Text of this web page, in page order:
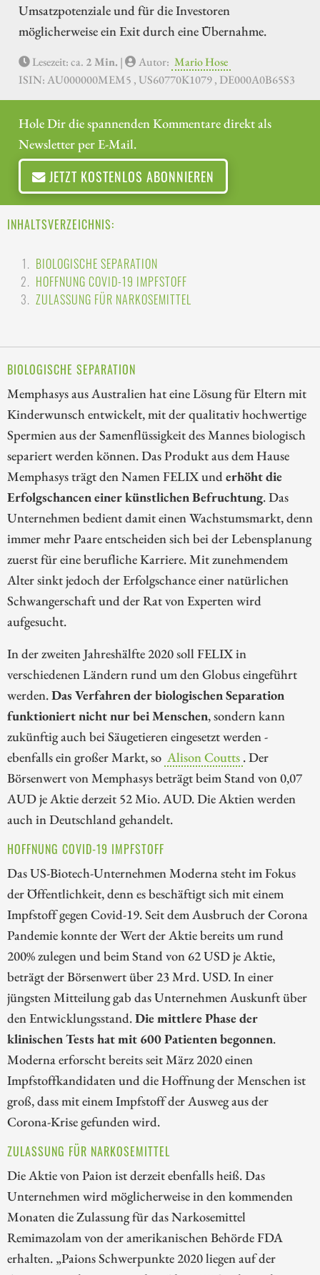
Umsatzpotenziale und für die Investoren
möglicherweise ein Exit durch eine Übernahme.
Lesezeit: ca. 2 Min. | Autor: Mario Hose
ISIN: AU000000MEM5 , US60770K1079 , DE000A0B65S3
Hole Dir die spannenden Kommentare direkt als
Newsletter per E-Mail.
JETZT KOSTENLOS ABONNIEREN
INHALTSVERZEICHNIS:
BIOLOGISCHE SEPARATION
HOFFNUNG COVID-19 IMPFSTOFF
ZULASSUNG FÜR NARKOSEMITTEL
BIOLOGISCHE SEPARATION
Memphasys aus Australien hat eine Lösung für Eltern mit
Kinderwunsch entwickelt, mit der qualitativ hochwertige
Spermien aus der Samenflüssigkeit des Mannes biologisch
separiert werden können. Das Produkt aus dem Hause
Memphasys trägt den Namen FELIX underhöht die
Erfolgschancen einer künstlichen Befruchtung. Das
Unternehmen bedient damit einen Wachstumsmarkt, denn
immer mehr Paare entscheiden sich bei der Lebensplanung
zuerst für eine berufliche Karriere. Mit zunehmendem
Alter sinkt jedoch der Erfolgschance einer natürlichen
Schwangerschaft und der Rat von Experten wird
aufgesucht.
In der zweiten Jahreshälfte 2020 soll FELIX in
verschiedenen Ländern rund um den Globus eingeführt
werden.Das Verfahren der biologischen Separation
funktioniert nicht nur bei Menschen, sondern kann
zukünftig auch bei Säugetieren eingesetzt werden -
ebenfalls ein großer Markt, so Alison Coutts . Der
Börsenwert von Memphasys beträgt beim Stand von 0,07
AUD je Aktie derzeit 52 Mio. AUD. Die Aktien werden
auch in Deutschland gehandelt.
HOFFNUNG COVID-19 IMPFSTOFF
Das US-Biotech-Unternehmen Moderna steht im Fokus
der Öffentlichkeit, denn es beschäftigt sich mit einem
Impfstoff gegen Covid-19. Seit dem Ausbruch der Corona
Pandemie konnte der Wert der Aktie bereits um rund
200% zulegen und beim Stand von 62 USD je Aktie,
beträgt der Börsenwert über 23 Mrd. USD. In einer
jüngsten Mitteilung gab das Unternehmen Auskunft über
den Entwicklungsstand.Die mittlere Phase der
klinischen Tests hat mit 600 Patienten begonnen.
Moderna erforscht bereits seit März 2020 einen
Impfstoffkandidaten und die Hoffnung der Menschen ist
groß, dass mit einem Impfstoff der Ausweg aus der
Corona-Krise gefunden wird.
ZULASSUNG FÜR NARKOSEMITTEL
Die Aktie von Paion ist derzeit ebenfalls heiß. Das
Unternehmen wird möglicherweise in den kommenden
Monaten die Zulassung für das Narkosemittel
Remimazolam von der amerikanischen Behörde FDA
erhalten. „Paions Schwerpunkte 2020 liegen auf der